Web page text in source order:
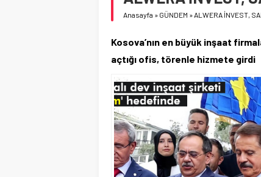
İŞTE FINDIK FİYATI!
YÖNETİCİ
Anasayfa » GÜNDEM »ALWERA İNVEST,
Kosova’nın en büyük inşaat
açtığı ofis, törenle hizmete girdi